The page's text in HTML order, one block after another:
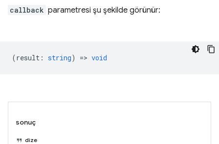
callback parametresi şu şekilde görünür:
(result : string) => void
sonuç
dize